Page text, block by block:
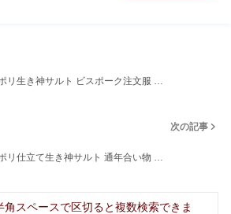
リ生き神サルト ビスポーク注文服 …
次の記事
リ仕立て生き神サルト 通年合い物 …
スペースで区切ると複数検索できま